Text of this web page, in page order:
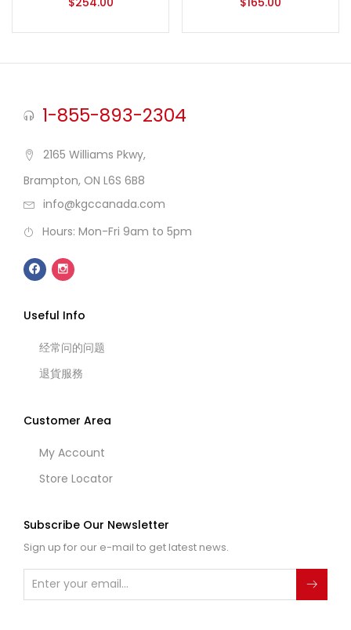
1-855-893-2304
2165 Williams Pkwy,
Brampton, ON L6S 6B8
info@kgccanada.com
Hours: Mon-Fri 9am to 5pm
Useful Info
经常问的问题
退貨服務
Customer Area
My Account
Store Locator
Subscribe Our Newsletter
Sign up for our e-mail to get latest news.